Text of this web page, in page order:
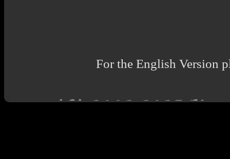
For the English Version